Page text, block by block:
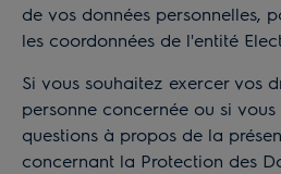
de vos données personnelles,
les coordonnées de l'entité
Si vous souhaitez exercer vos
personne concernée ou si
questions à propos de la
concernant la Protection des